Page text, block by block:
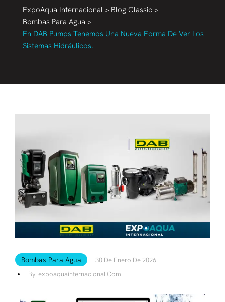
ExpoAqua Internacional > Blog Classic >
Bombas Para Agua >
En DAB Pumps Tenemos Una Nueva Forma De Ver Los
Sistemas Hidráulicos.
Bombas Para Agua
30 De Enero De 2026
By Expoaquainternacional.com